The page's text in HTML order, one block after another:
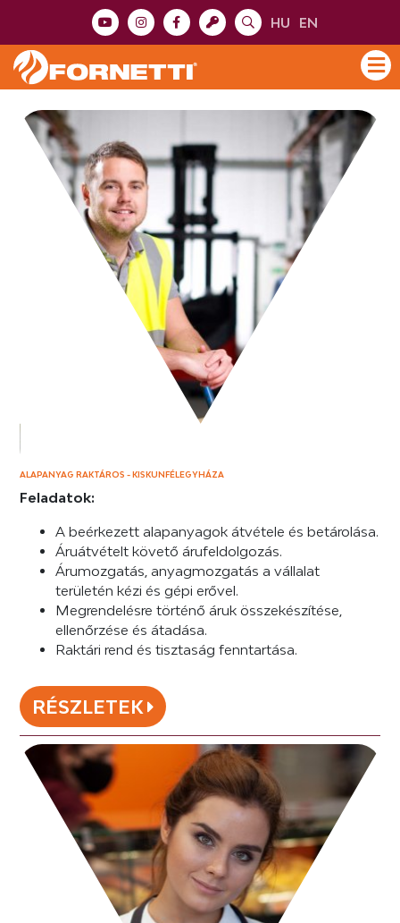
HU EN
ALAPANYAG RAKTÁROS - KISKUNFÉLEGYHÁZA
Feladatok:
A beérkezett alapanyagok átvétele és betárolása.
Áruátvételt követő árufeldolgozás.
Árumozgatás, anyagmozgatás a vállalat
területén kézi és gépi erővel.
Megrendelésre történő áruk összekészítése,
ellenőrzése és átadása.
Raktári rend és tisztaság fenntartása.
RÉSZLETEK